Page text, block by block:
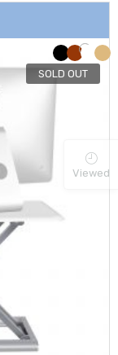
SOLD OUT
Viewed